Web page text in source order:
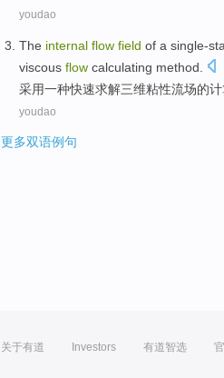
youdao
The internal flow field of a single-
viscous flow calculating method
采用一种快速求解三维粘性流场的
youdao
更多双语例句
关于有道 Investors 有道智选